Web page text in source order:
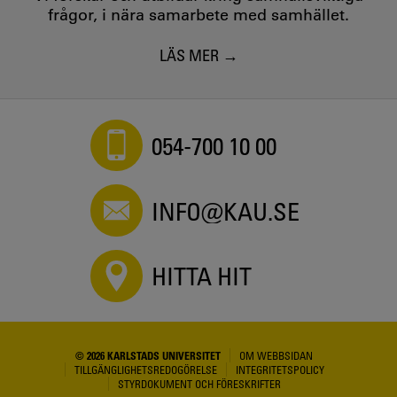
frågor, i nära samarbete med samhället.
LÄS MER
054-700 10 00
INFO@KAU.SE
HITTA HIT
© 2026 KARLSTADS UNIVERSITET
OM WEBBSIDAN
TILLGÄNGLIGHETSREDOGÖRELSE
INTEGRITETSPOLICY
STYRDOKUMENT OCH FÖRESKRIFTER